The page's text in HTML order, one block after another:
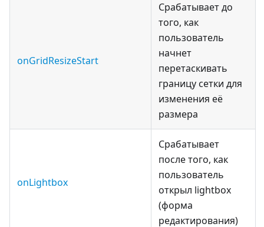
onGridResizeStart
Срабатывает до
того, как
пользователь
начнет
перетаскивать
границу сетки для
изменения её
размера
onLightbox
Срабатывает
после того, как
пользователь
открыл lightbox
(форма
редактирования)